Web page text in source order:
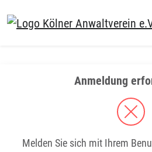
Anmeldung
Melden Sie sich mit Ihrem